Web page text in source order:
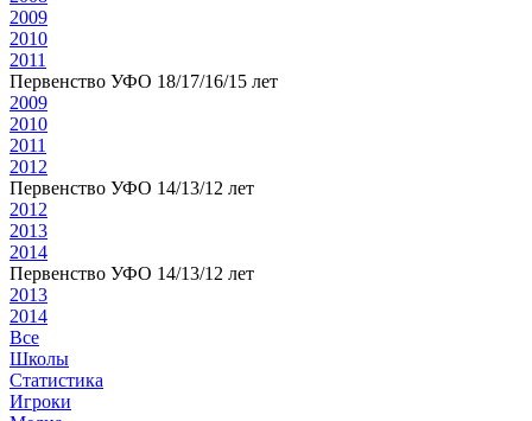
2009
2010
2011
Первенство УФО 18/17/16/15 лет
2009
2010
2011
2012
Первенство УФО 14/13/12 лет
2012
2013
2014
Первенство УФО 14/13/12 лет
2013
2014
Все
Школы
Статистика
Игроки